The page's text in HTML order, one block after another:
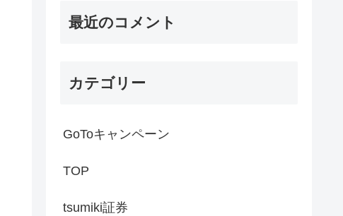
最近のコメント
カテゴリー
GoToキャンペーン
TOP
tsumiki証券